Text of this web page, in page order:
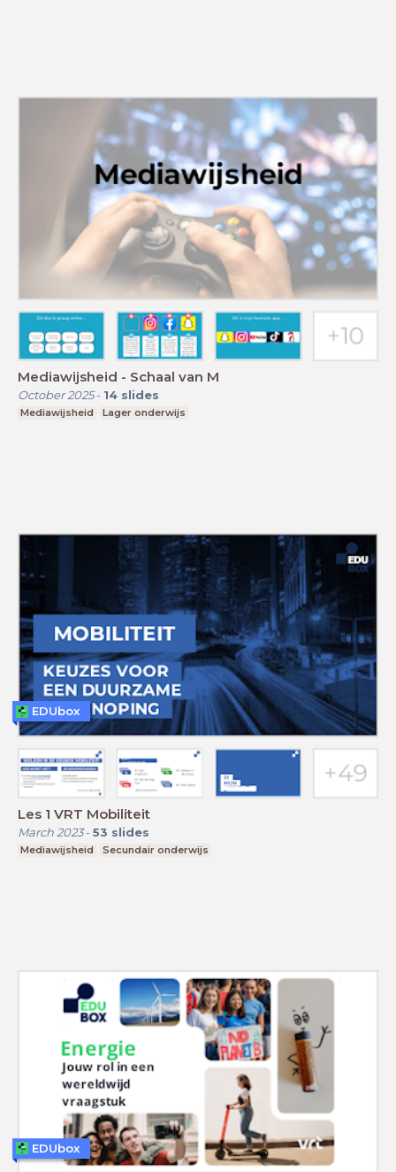
Mediawijsheid - Schaal van M
October 2025- 14 slides
Mediawijsheid Lager onderwijs
Les 1 VRT Mobiliteit
March 2023- 53 slides
Mediawijsheid Secundair onderwijs
EDUbox
EDUbox